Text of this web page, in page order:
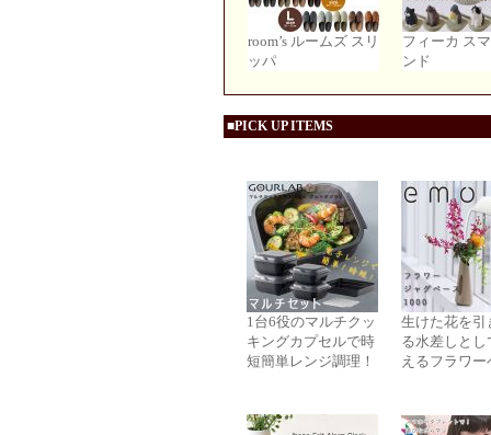
room’s ルームズ スリ
ッパ
フィーカ ス
ンド
■PICK UP ITEMS
1台6役のマルチクッ
キングカプセルで時
短簡単レンジ調理！
生けた花を引
る水差しとし
えるフラワー